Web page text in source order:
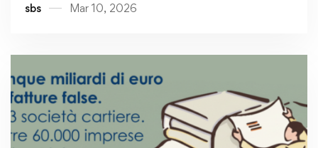
sbs Mar 10, 2026